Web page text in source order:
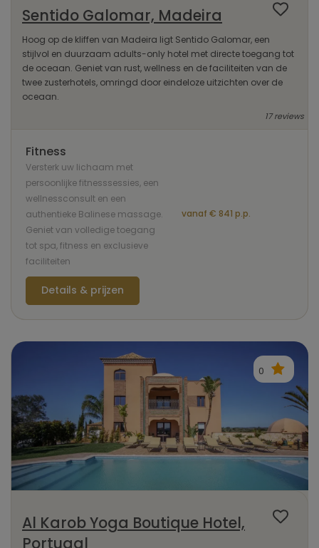
Sentido Galomar, Madeira
Hoog op de kliffen van Madeira ligt Sentido Galomar, een
stijlvol en duurzaam adults-only hotel met directe toegang tot
de oceaan. Geniet van rust, wellness en de faciliteiten van de
twee zusterhotels, omringd door eindeloze uitzichten over de
oceaan.
17 reviews
Fitness
Versterk uw lichaam met
persoonlijke fitnesssessies, een
wellnessconsult en een
authentieke Balinese massage.
Geniet van volledige toegang
tot spa, fitness en exclusieve
faciliteiten
vanaf € 841 p.p.
Details & prijzen
0
Al Karob Yoga Boutique Hotel,
Portugal